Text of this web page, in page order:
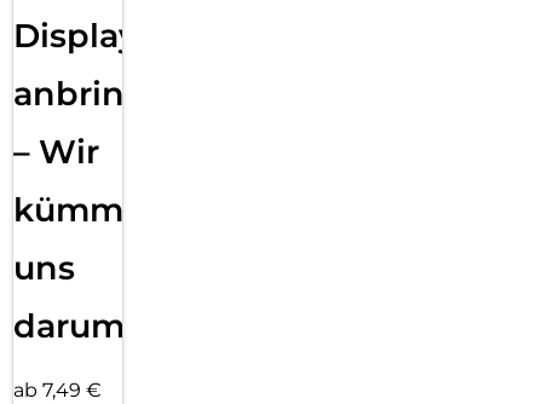
Displayfolie
anbringen
– Wir
kümmern
uns
darum!
ab 7,49 €